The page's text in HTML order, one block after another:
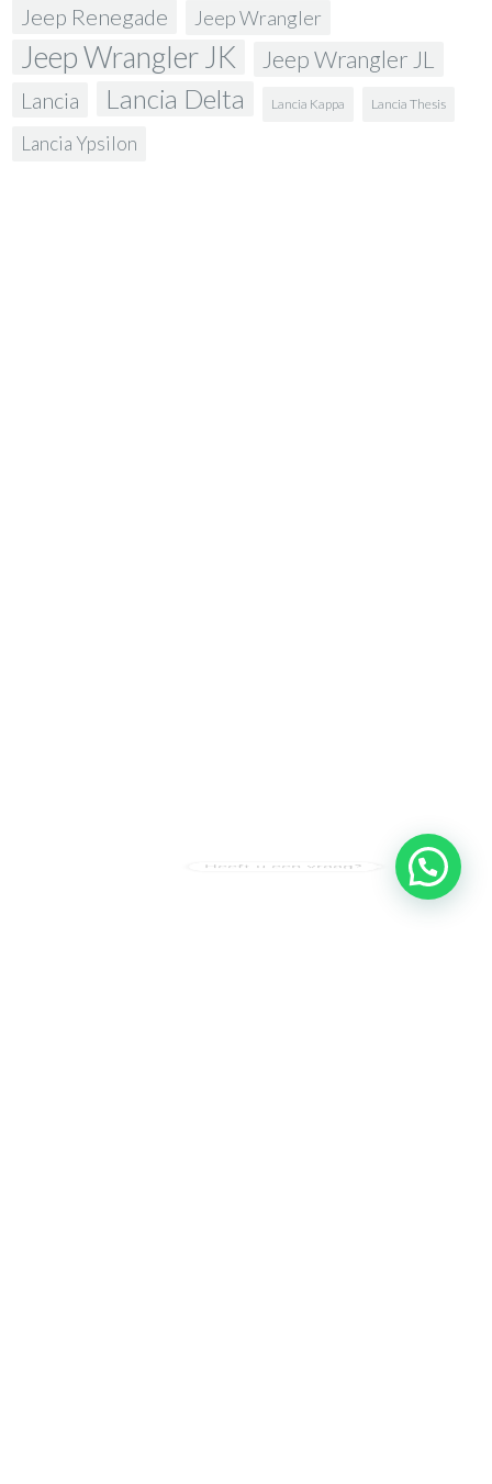
Jeep Renegade Jeep Wrangler
Jeep Wrangler JK Jeep Wrangler JL
Lancia Lancia Delta Lancia Kappa Lancia Thesis
Lancia Ypsilon
Heeft u een vraag?